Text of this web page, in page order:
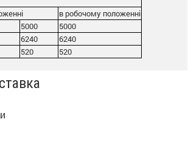
в робочому положенні
5000
5000
6240
6240
520 520